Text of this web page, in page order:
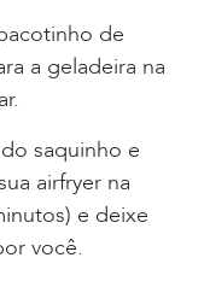
de
a geladeira na
saquinho e
airfryer na
e deixe
você.